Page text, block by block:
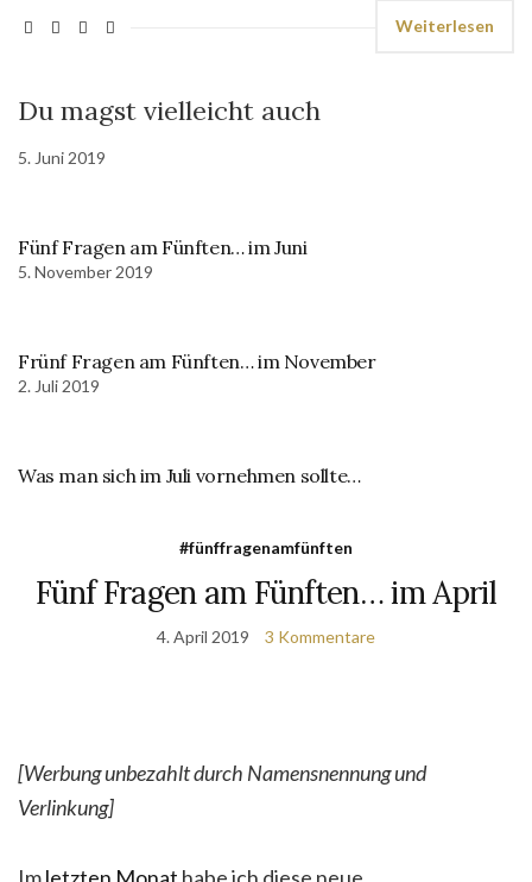
Weiterlesen
Du magst vielleicht auch
5. Juni 2019
Fünf Fragen am Fünften… im Juni
5. November 2019
Frünf Fragen am Fünften… im November
2. Juli 2019
Was man sich im Juli vornehmen sollte…
#fünffragenamfünften
Fünf Fragen am Fünften… im April
4. April 2019 3 Kommentare
[Werbung unbezahlt durch Namensnennung und
Verlinkung]